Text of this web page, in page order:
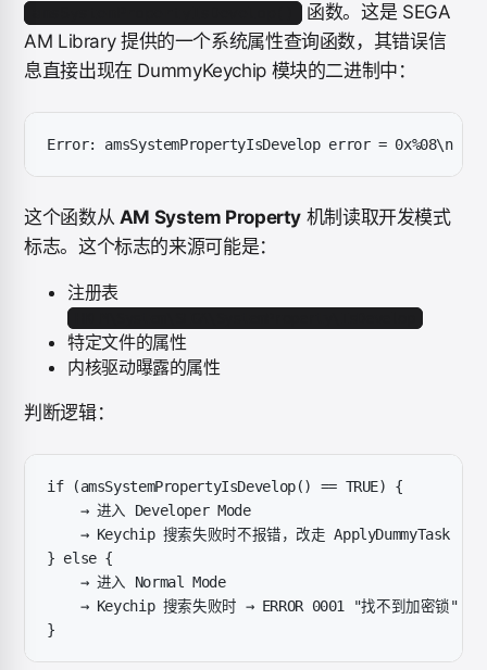
函数。这是 SEGA
AM Library 提供的一个系统属性查询函数，其错误信
息直接出现在 DummyKeychip 模块的二进制中：
Error: amsSystemPropertyIsDevelop error = 0x%08\n
这个函数从 AM System Property 机制读取开发模式
标志。这个标志的来源可能是：
注册表
特定文件的属性
内核驱动曝露的属性
判断逻辑：
if (amsSystemPropertyIsDevelop() == TRUE) {
    → 进入 Developer Mode
    → Keychip 搜索失败时不报错，改走 ApplyDummyTask
} else {
    → 进入 Normal Mode
    → Keychip 搜索失败时 → ERROR 0001 "找不到加密锁"
}